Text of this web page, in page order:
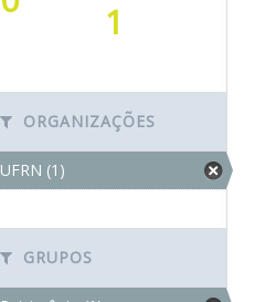
1
ORGANIZAÇÕES
UFRN (1)
GRUPOS